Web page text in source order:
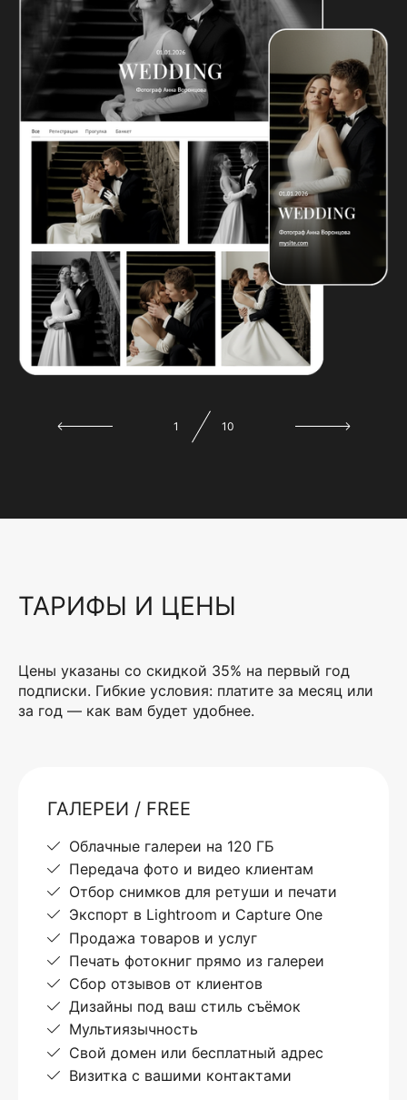
1 10
ТАРИФЫ И ЦЕНЫ
Цены указаны со скидкой 35% на первый год
подписки. Гибкие условия: платите за месяц или
за год — как вам будет удобнее.
ГАЛЕРЕИ / FREE
Облачные галереи на 120 ГБ
Передача фото и видео клиентам
Отбор снимков для ретуши и печати
Экспорт в Lightroom и Capture One
Продажа товаров и услуг
Печать фотокниг прямо из галереи
Сбор отзывов от клиентов
Дизайны под ваш стиль съёмок
Мультиязычность
Свой домен или бесплатный адрес
Визитка с вашими контактами